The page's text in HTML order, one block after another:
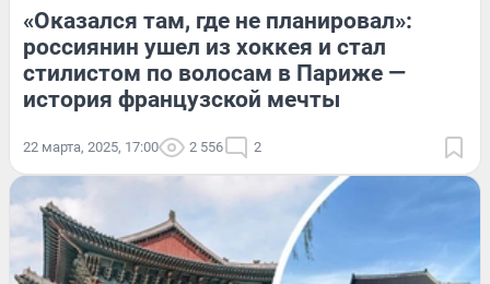
«Оказался там, где не планировал»:
россиянин ушел из хоккея и стал
стилистом по волосам в Париже —
история французской мечты
22 марта, 2025, 17:00 2 556 2